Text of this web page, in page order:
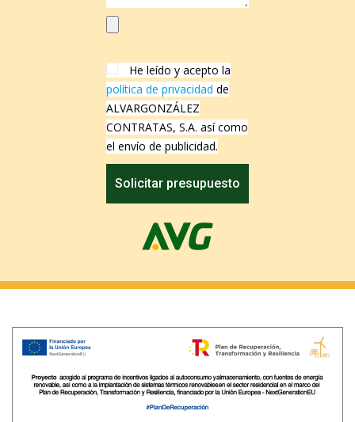
He leído y acepto la
política de privacidad de
ALVARGONZÁLEZ
CONTRATAS, S.A. así como
el envío de publicidad.